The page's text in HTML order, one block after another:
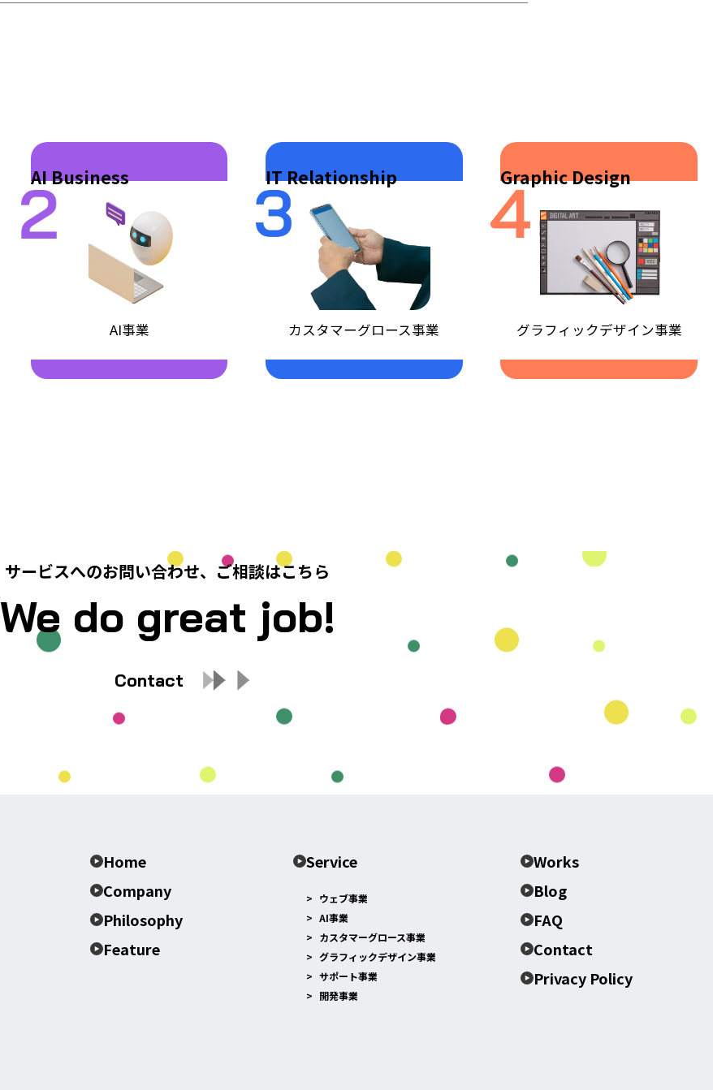
AI Business
AI事業
IT Relationship
カスタマーグロース事業
Graphic Design
グラフィックデザイン事業
サービスへのお問い合わせ、 ご相談はこちら
We do great job!
Contact
Home
Company
Philosophy
Feature
Service
ウェブ事業
AI事業
カスタマーグロース事業
グラフィックデザイン事業
サポート事業
開発事業
Works
Blog
FAQ
Contact
Privacy Policy